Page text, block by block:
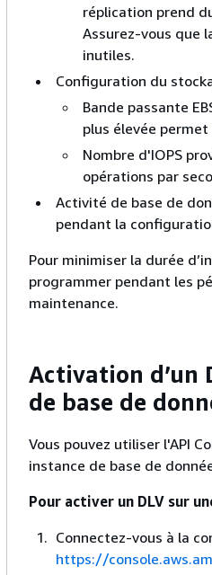
réplication prend
Assurez-vous que
inutiles.
Configuration du
Bande passante
plus élevée
Nombre d'IOPS
opérations par
Activité de base de
pendant la
Pour minimiser la durée
programmer pendant les
maintenance.
Activation d’un
de base de
Vous pouvez utiliser l'API
instance de base de
Pour activer un DLV sur
Connectez-vous à la
https://